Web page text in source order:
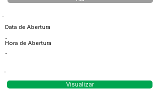
Data de Abertura
-
Hora de Abertura
-
Visualizar